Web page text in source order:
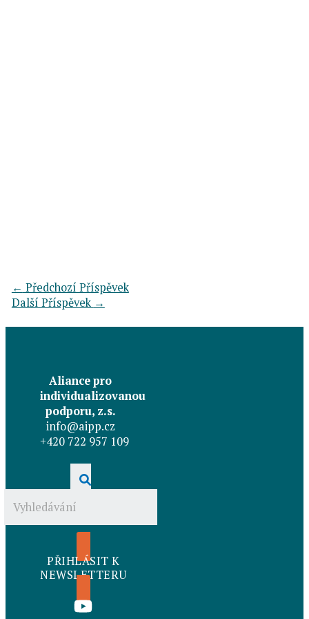
← Předchozí Příspěvek
Další Příspěvek →
Aliance pro
individualizovanou
podporu, z.s.
info@aipp.cz
+420 722 957 109
PŘIHLÁSIT K
NEWSLETTERU